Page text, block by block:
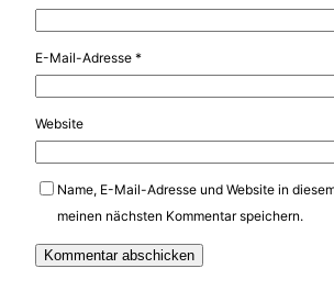
E-Mail-Adresse *
Website
Name, E-Mail-Adresse und Website in
meinen nächsten Kommentar speichern.